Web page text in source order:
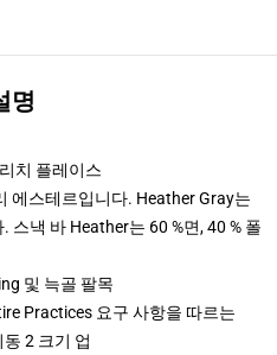
명
치 플레이스
에스테르입니다. Heather Gray는
스낵 바 Heather는 60 %면, 40 % 폴
및 늑골 팔목
Practices 요구 사항을 따르는
2 크기 업